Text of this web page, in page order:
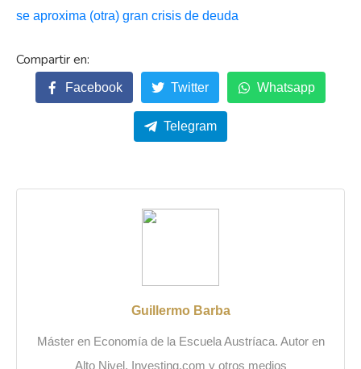
se aproxima (otra) gran crisis de deuda
Facebook Twitter Whatsapp
Telegram
Guillermo Barba
Máster en Economía de la Escuela Austríaca. Autor en
Alto Nivel, Investing.com y otros medios